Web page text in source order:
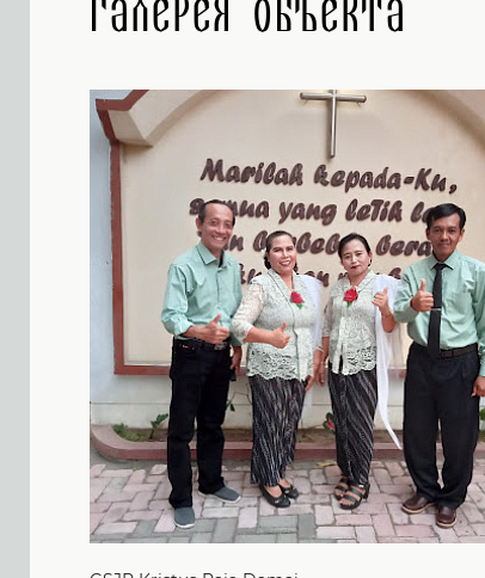
Галерея объекта